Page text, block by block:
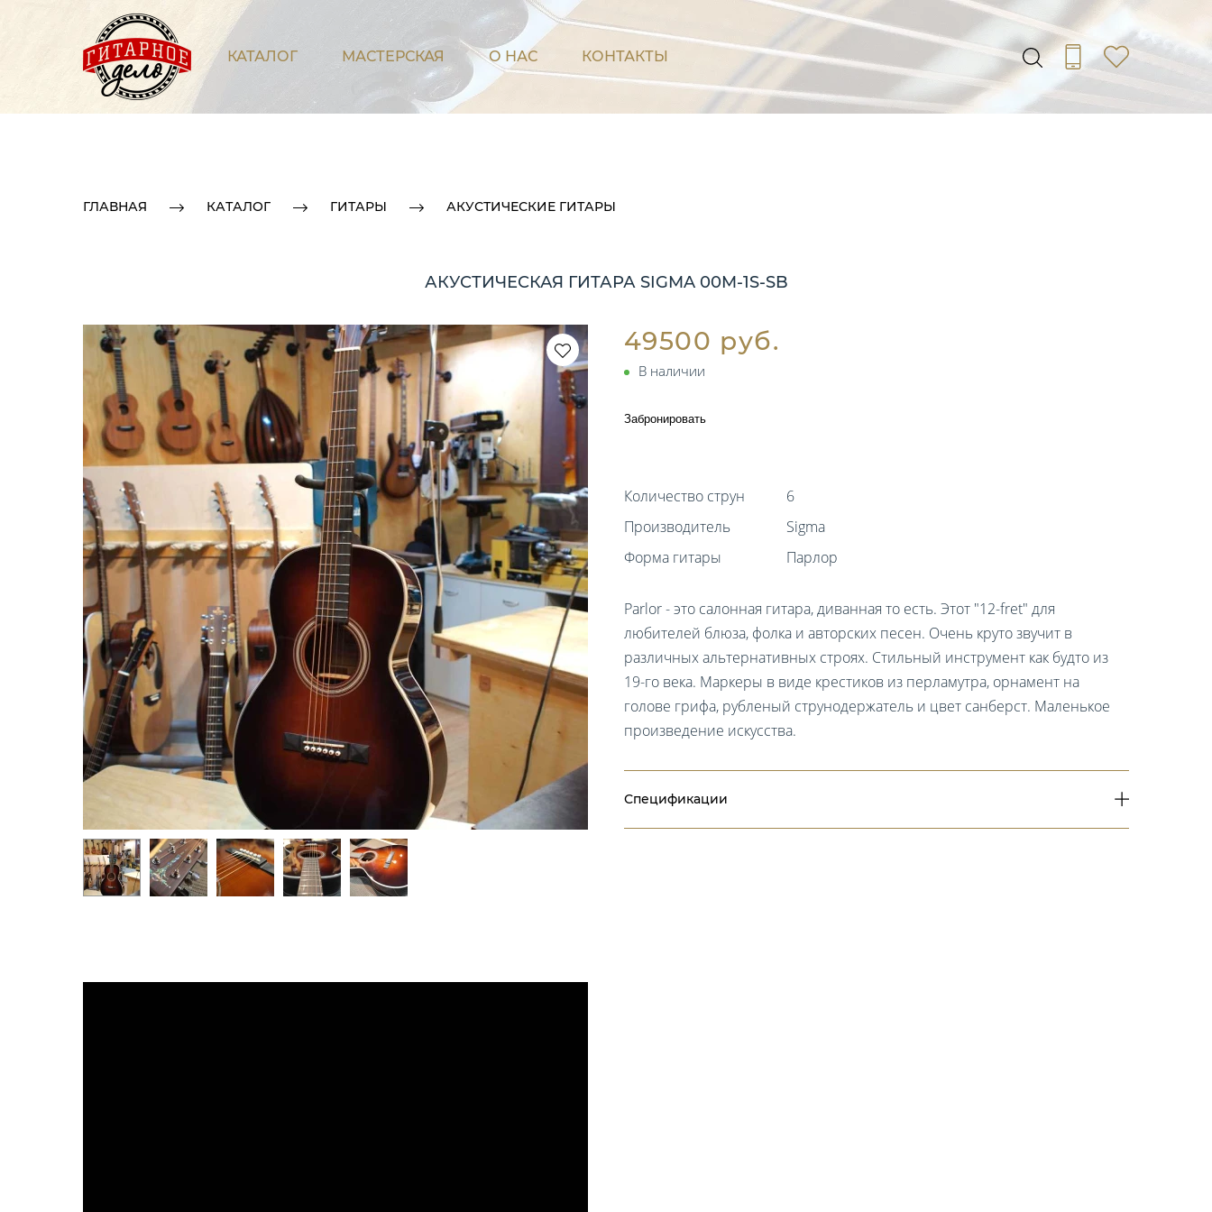
КАТАЛОГ МАСТЕРСКАЯ О НАС КОНТАКТЫ
ГЛАВНАЯ КАТАЛОГ ГИТАРЫ АКУСТИЧЕСКИЕ ГИТАРЫ
АКУСТИЧЕСКАЯ ГИТАРА SIGMA 00M-1S-SB
49500 руб.
В наличии
Забронировать
Количество струн
6
Производитель
Sigma
Форма гитары
Парлор
Parlor - это салонная гитара, диванная то есть. Этот "12-fret" для
любителей блюза, фолка и авторских песен. Очень круто звучит в
различных альтернативных строях. Стильный инструмент как будто из
19-го века. Маркеры в виде крестиков из перламутра, орнамент на
голове грифа, рубленый струнодержатель и цвет санберст. Маленькое
произведение искусства.
Спецификации